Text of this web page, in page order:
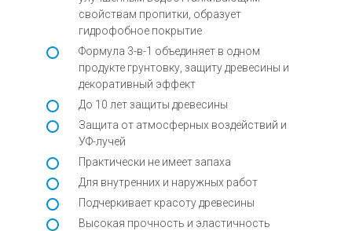
свойствам пропитки, образует
гидрофобное покрытие
Формула 3-в-1 объединяет в одном
продукте грунтовку, защиту древесины и
декоративный эффект
До 10 лет защиты древесины
Защита от атмосферных воздействий и
УФ-лучей
Практически не имеет запаха
Для внутренних и наружных работ
Подчеркивает красоту древесины
Высокая прочность и эластичность